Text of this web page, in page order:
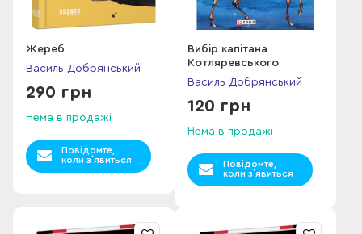
Жереб
Василь Добрянський
290 грн
Нема в продажі
Повідомте,
коли з`явиться
Вибір капітана
Котляревського
Василь Добрянський
120 грн
Нема в продажі
Повідомте,
коли з`явиться